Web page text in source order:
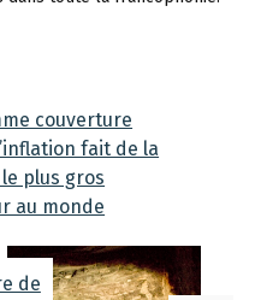
couverture
fait de la
plus gros
au monde
de